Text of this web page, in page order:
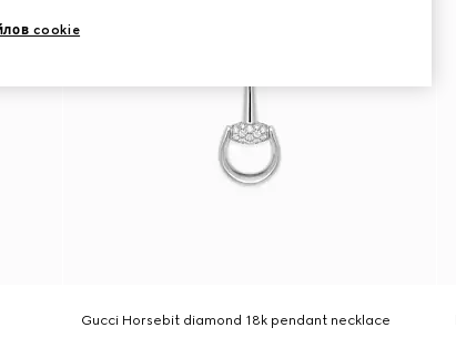
Gucci Horsebit diamond 18k pendant necklace
cookie